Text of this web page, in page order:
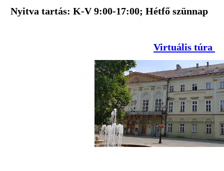
Nyitva tartás: K-V 9:00-17:00; Hétfő szünnap
Virtuális túra